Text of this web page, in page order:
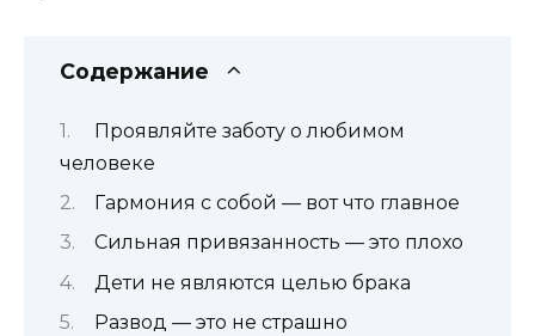
Содержание
Проявляйте заботу о любимом
человеке
Гармония с собой — вот что главное
Сильная привязанность — это плохо
Дети не являются целью брака
Развод — это не страшно